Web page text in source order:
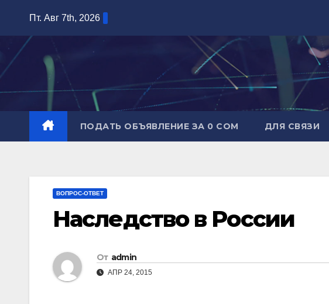
содержимому
Пт. Авг 7th, 2026
ПОДАТЬ ОБЪЯВЛЕНИЕ ЗА 0 СОМ ДЛЯ СВЯЗИ
ВОПРОС-ОТВЕТ
Наследство в России
От admin
АПР 24, 2015